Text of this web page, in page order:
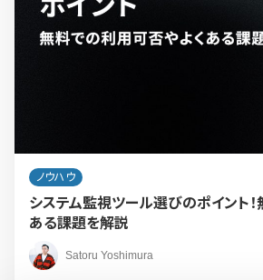
ノウハウ
システム監視ツール選びのポイント！
ある課題を解説
Satoru Yoshimura